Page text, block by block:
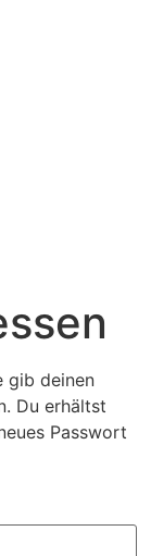
gib deinen
Du erhältst
Passwort